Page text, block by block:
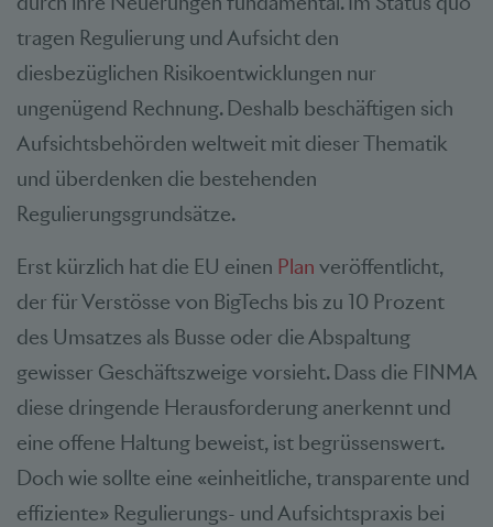
tragen Regulierung und Aufsicht den
diesbezüglichen Risikoentwicklungen nur
ungenügend Rechnung. Deshalb beschäftigen sich
Aufsichtsbehörden weltweit mit dieser Thematik
und überdenken die bestehenden
Regulierungsgrundsätze.
Erst kürzlich hat die EU einen Plan veröffentlicht,
der für Verstösse von BigTechs bis zu 10 Prozent
des Umsatzes als Busse oder die Abspaltung
gewisser Geschäftszweige vorsieht. Dass die FINMA
diese dringende Herausforderung anerkennt und
eine offene Haltung beweist, ist begrüssenswert.
Doch wie sollte eine «einheitliche, transparente und
effiziente» Regulierungs- und Aufsichtspraxis bei